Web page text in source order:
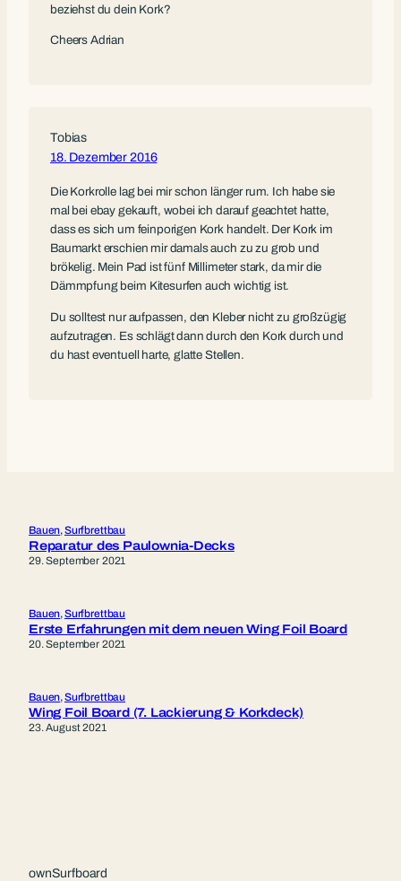
beziehst du dein Kork?
Cheers Adrian
Tobias
18. Dezember 2016
Die Korkrolle lag bei mir schon länger rum. Ich habe sie
mal bei ebay gekauft, wobei ich darauf geachtet hatte,
dass es sich um feinporigen Kork handelt. Der Kork im
Baumarkt erschien mir damals auch zu zu grob und
brökelig. Mein Pad ist fünf Millimeter stark, da mir die
Dämmpfung beim Kitesurfen auch wichtig ist.
Du solltest nur aufpassen, den Kleber nicht zu großzügig
aufzutragen. Es schlägt dann durch den Kork durch und
du hast eventuell harte, glatte Stellen.
Bauen, Surfbrettbau
Reparatur des Paulownia-Decks
29. September 2021
Bauen, Surfbrettbau
Erste Erfahrungen mit dem neuen Wing Foil Board
20. September 2021
Bauen, Surfbrettbau
Wing Foil Board (7. Lackierung & Korkdeck)
23. August 2021
ownSurfboard